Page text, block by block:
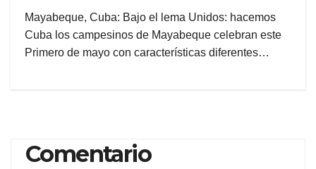
Mayabeque, Cuba: Bajo el lema Unidos: hacemos
Cuba los campesinos de Mayabeque celebran este
Primero de mayo con características diferentes…
Comentario